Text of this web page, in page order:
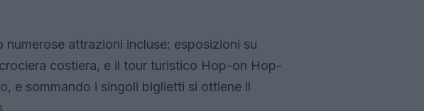
attrazioni incluse: esposizioni su
costiera, e il tour turistico Hop-on Hop-
e sommando i singoli biglietti si ottiene il